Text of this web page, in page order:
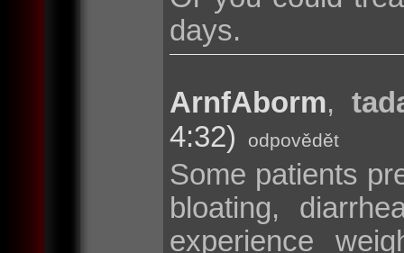
days.
ArnfAborm,
4:32)
odpovědět
Some patients
bloating,
experience